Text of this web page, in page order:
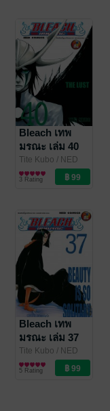
Bleach เทพ
มรณะ เล่ม 40
Tite Kubo / NED
Comics
การ์ตูนทั่วไป
3 Rating
Bleach เทพ
มรณะ เล่ม 37
Tite Kubo / NED
Comics
การ์ตูนทั่วไป
5 Rating